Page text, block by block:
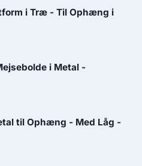
i Træ - Til Ophæng i
i Metal -
til Ophæng - Med Låg -